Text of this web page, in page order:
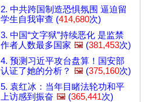
2. 中共跨国制造恐惧氛围 逼迫留
学生自我审查 (414,680次)
3. 中国“文字狱”持续恶化 是监禁
作者人数最多国家 🖼️ (381,453次)
4. 预测习近平攻台盘算！国安部
认证了她的分析？ 🖼️ (375,160次)
5. 袁红冰：当年目睹法轮功和平
上访感到振奋 🖼️ (365,441次)